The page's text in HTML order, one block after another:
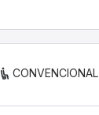
CONVENCIONAL